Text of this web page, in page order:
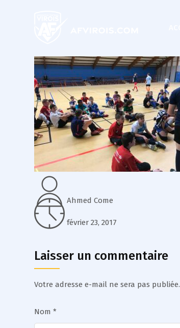
Ahmed Come
février 23, 2017
Laisser un commentaire
Votre adresse e-mail ne sera pas publiée.
Nom *